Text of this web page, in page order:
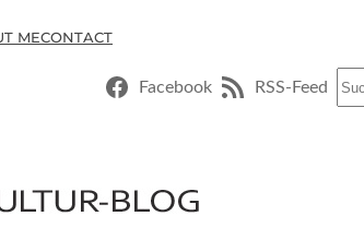
MECONTACT
Facebook RSS-Feed